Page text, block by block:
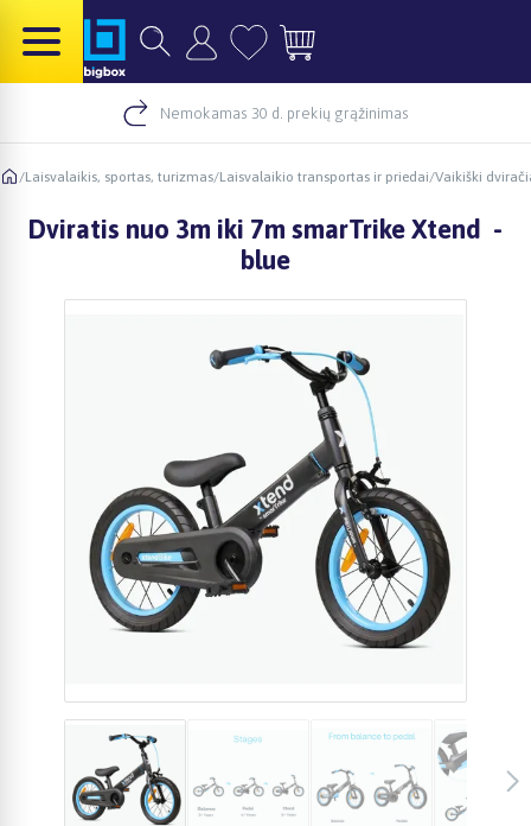
Nemokamas 30 d. prekių grąžinimas
/Laisvalaikis, sportas, turizmas/Laisvalaikio transportas ir priedai/Vaikiški
Dviratis nuo 3m iki 7m smarTrike Xtend -
blue